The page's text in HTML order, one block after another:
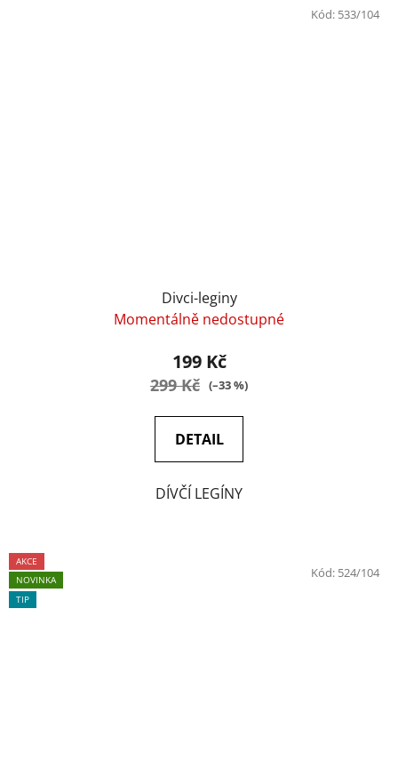
Divci-leginy
Momentálně nedostupné
199 Kč
299 Kč (–33 %)
DETAIL
DÍVČÍ LEGÍNY
Kód: 533/104
AKCE
NOVINKA
TIP
Kód: 524/104